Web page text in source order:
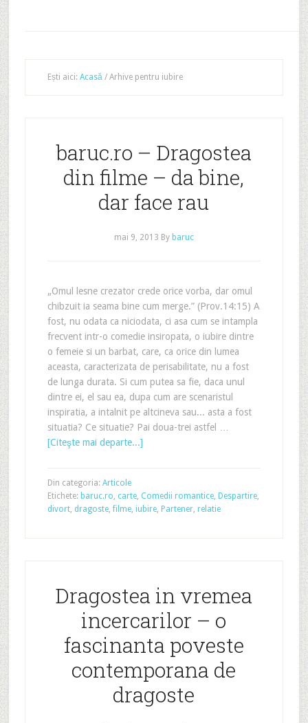
Ești aici: Acasă /Arhive pentru iubire
baruc.ro – Dragostea
din filme – da bine,
dar face rau
mai 9, 2013 By baruc
„Omul lesne crezator crede orice vorba, dar omul
chibzuit ia seama bine cum merge.” (Prov.14:15) A
fost, nu odata ca niciodata, ci asa cum se intampla
frecvent intr-o comedie insiropata, o iubire dintre
o femeie si un barbat, care, ca orice din lumea
aceasta, caracterizata de perisabilitate, nu a fost
de lunga durata. Si cum putea sa fie, daca unul
dintre ei, el sau ea, dupa cum are scenaristul
inspiratia, a intalnit pe altcineva sau... asta a fost
situatia? Ce situatie? Pai doua-trei astfel …
[Citeşte mai departe...]
Din categoria: Articole
Etichete: baruc.ro, carte, Comedii romantice, Despartire,
divort, dragoste,filme, iubire, Partener, relatie
Dragostea in vremea
incercarilor – o
fascinanta poveste
contemporana de
dragoste